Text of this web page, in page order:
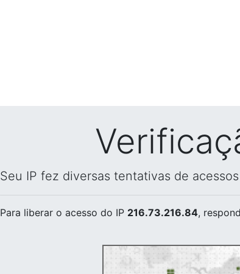
Seu IP fez diversas tentativas de
Para liberar o acesso do IP 216.73.216.84,